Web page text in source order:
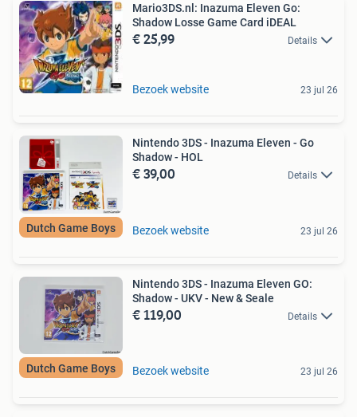
Mario3DS.nl: Inazuma Eleven Go:
Shadow Losse Game Card iDEAL
€ 25,99 Details
Bezoek website 23 jul 26
Dutch Game Boys
Nintendo 3DS - Inazuma Eleven - Go
Shadow - HOL
€ 39,00 Details
Bezoek website 23 jul 26
Dutch Game Boys
Nintendo 3DS - Inazuma Eleven GO:
Shadow - UKV - New & Seale
€ 119,00 Details
Bezoek website 23 jul 26